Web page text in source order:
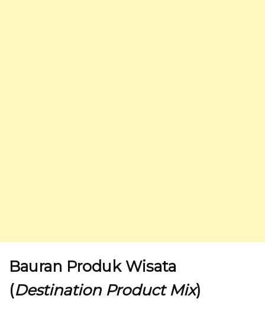
Bauran Produk Wisata
(Destination Product Mix)